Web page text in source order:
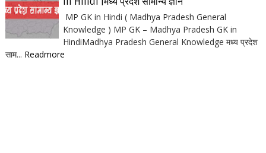
MP GK in Hindi ( Madhya Pradesh General
Knowledge ) MP GK – Madhya Pradesh GK in
HindiMadhya Pradesh General Knowledge मध्य प्रदेश
साम... Readmore